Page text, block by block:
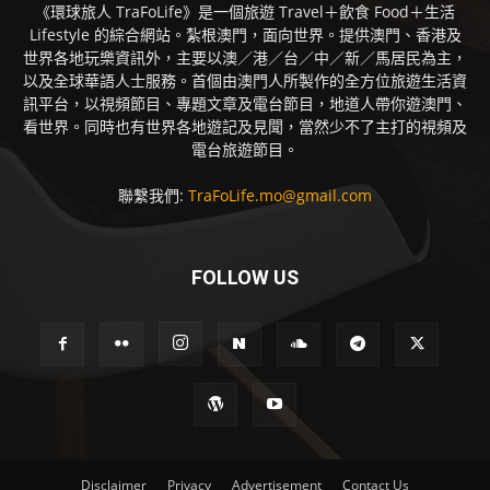
《環球旅人 TraFoLife》是一個旅遊 Travel＋飲食 Food＋生活
Lifestyle 的綜合網站。紮根澳門，面向世界。提供澳門、香港及
世界各地玩樂資訊外，主要以澳／港／台／中／新／馬居民為主，
以及全球華語人士服務。首個由澳門人所製作的全方位旅遊生活資
訊平台，以視頻節目、專題文章及電台節目，地道人帶你遊澳門、
看世界。同時也有世界各地遊記及見聞，當然少不了主打的視頻及
電台旅遊節目。
聯繫我們: TraFoLife.mo@gmail.com
FOLLOW US
Disclaimer Privacy Advertisement Contact Us